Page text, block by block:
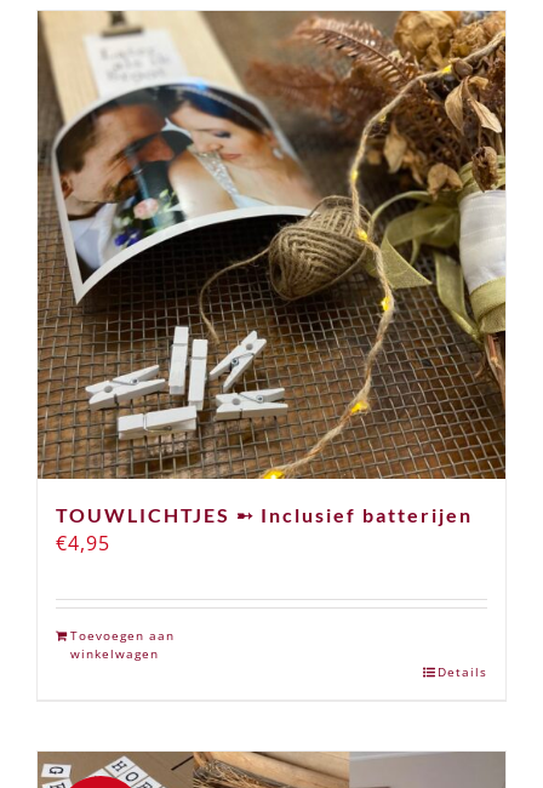
TOUWLICHTJES ➸ Inclusief batterijen
€4,95
Toevoegen aan
winkelwagen
Details